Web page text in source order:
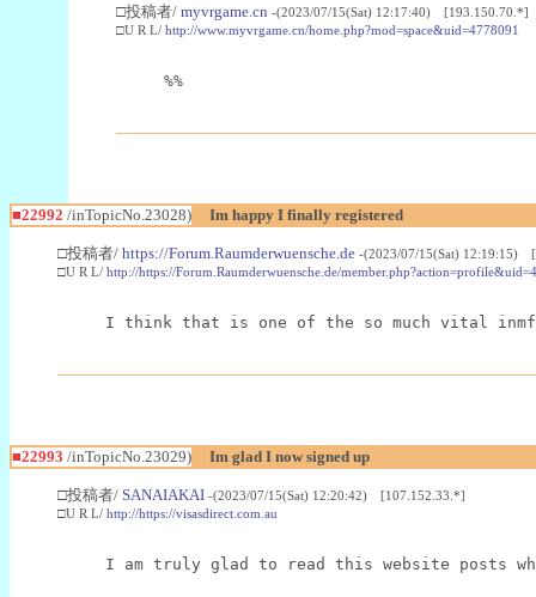
□投稿者/ myvrgame.cn -(2023/07/15(Sat) 12:17:40) [193.150.70.*]
□U R L/ http://www.myvrgame.cn/home.php?mod=space&uid=4778091
%%
■22992 /inTopicNo.23028) Im happy I finally registered
□投稿者/ https://Forum.Raumderwuensche.de -(2023/07/15(Sat) 12:19:15)
□U R L/ http://https://Forum.Raumderwuensche.de/
I think that is one of the so much vital
■22993 /inTopicNo.23029) Im glad I now signed up
□投稿者/ SANAIAKAI -(2023/07/15(Sat) 12:20:42) [107.152.33.*]
□U R L/ http://https://visasdirect.com.au
I am truly glad to read this website posts